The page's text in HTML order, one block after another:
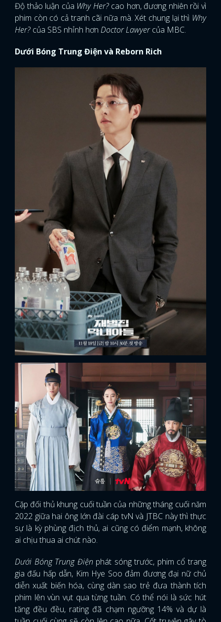
x
ĐĂNG NHẬP
Độ thảo luận của Why Her? cao hơn, đương nhiên rồi vì
phim còn có cả tranh cãi nữa mà. Xét chung lại thì Why
Her? của SBS nhỉnh hơn Doctor Lawyercủa MBC.
Dưới Bóng Trung Điện và Reborn Rich
Cặp đối thủ khung cuối tuần của những tháng cuối năm
2022 giữa hai ông lớn đài cáp tvN và JTBC này thì thực
sự là kỳ phùng địch thủ, ai cũng có điểm mạnh, không
ai chịu thua ai chút nào.
Dưới Bóng Trung Điện phát sóng trước, phim cổ trang
gia đấu hấp dẫn, Kim Hye Soo đảm đương đại nữ chủ
diễn xuất biến hóa, cùng dàn sao trẻ đưa thành tích
phim lên vùn vụt qua từng tuần. Có thể nói là sức hút
tăng đều đều, rating đã chạm ngưỡng 14% và dự là